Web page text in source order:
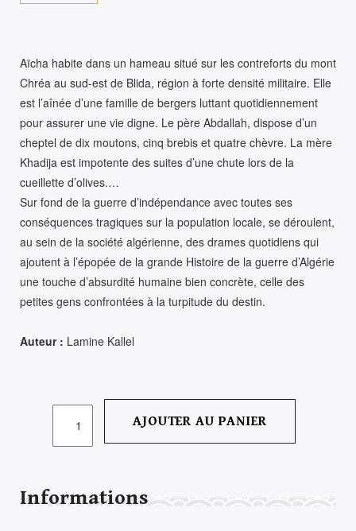
Aïcha habite dans un hameau situé sur les contreforts du mont
Chréa au sud-est de Blida, région à forte densité militaire. Elle
est l’aînée d’une famille de bergers luttant quotidiennement
pour assurer une vie digne. Le père Abdallah, dispose d’un
cheptel de dix moutons, cinq brebis et quatre chèvre. La mère
Khadija est impotente des suites d’une chute lors de la
cueillette d’olives.…
Sur fond de la guerre d’indépendance avec toutes ses
conséquences tragiques sur la population locale, se déroulent,
au sein de la société algérienne, des drames quotidiens qui
ajoutent à l’épopée de la grande Histoire de la guerre d’Algérie
une touche d’absurdité humaine bien concrète, celle des
petites gens confrontées à la turpitude du destin.
Auteur : Lamine Kallel
AJOUTER AU PANIER
Informations